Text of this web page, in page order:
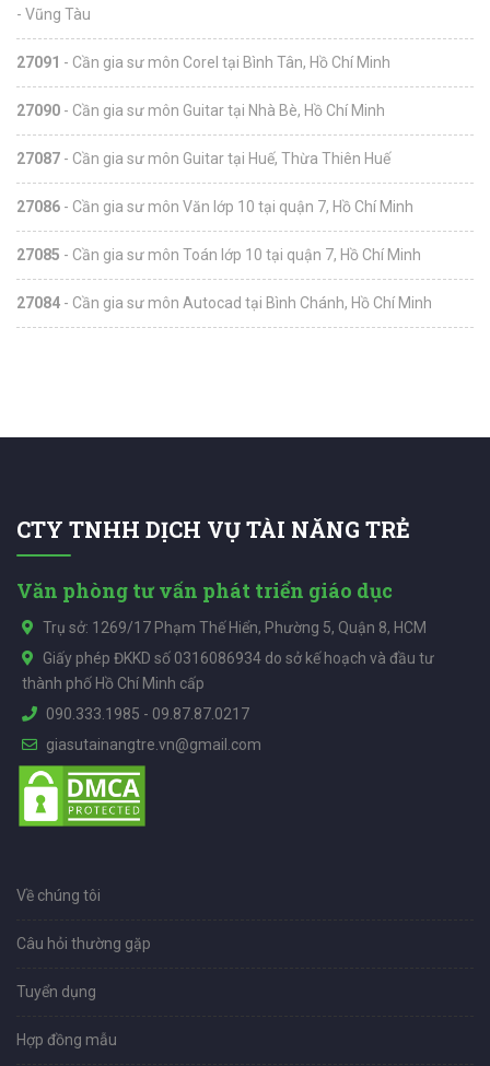
- Vũng Tàu
27091 - Cần gia sư môn Corel tại Bình Tân, Hồ Chí Minh
27090 - Cần gia sư môn Guitar tại Nhà Bè, Hồ Chí Minh
27087 - Cần gia sư môn Guitar tại Huế, Thừa Thiên Huế
27086 - Cần gia sư môn Văn lớp 10 tại quận 7, Hồ Chí Minh
27085 - Cần gia sư môn Toán lớp 10 tại quận 7, Hồ Chí Minh
27084 - Cần gia sư môn Autocad tại Bình Chánh, Hồ Chí Minh
CTY TNHH DỊCH VỤ TÀI NĂNG TRẺ
Văn phòng tư vấn phát triển giáo dục
Trụ sở: 1269/17 Phạm Thế Hiển, Phường 5, Quận 8, HCM
Giấy phép ĐKKD số 0316086934 do sở kế hoạch và đầu tư
thành phố Hồ Chí Minh cấp
090.333.1985 - 09.87.87.0217
giasutainangtre.vn@gmail.com
Về chúng tôi
Câu hỏi thường gặp
Tuyển dụng
Hợp đồng mẫu